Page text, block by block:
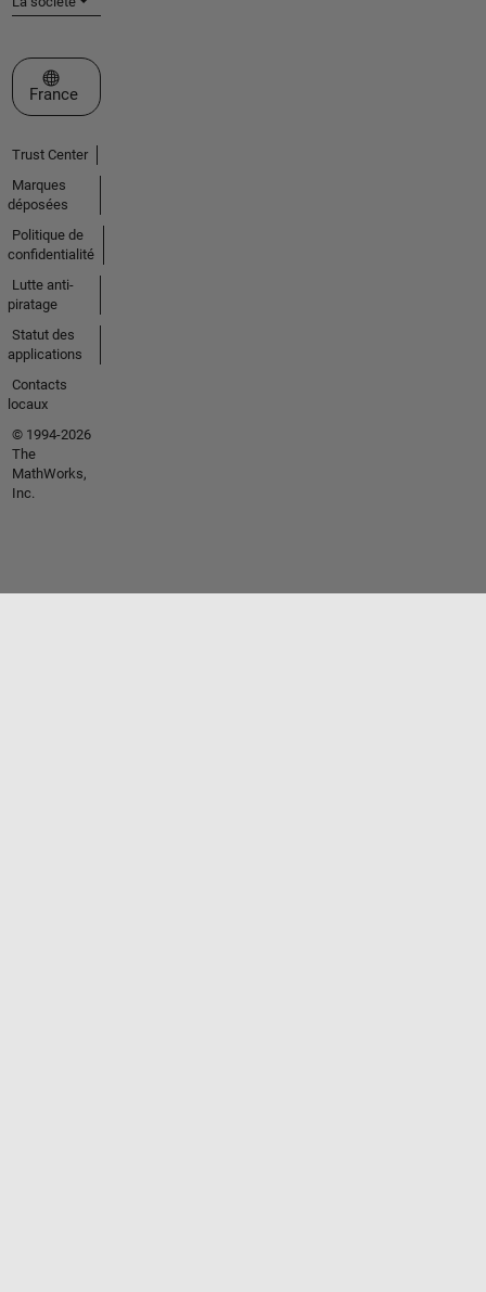
Sélectionner un site web
France
Trust Center
Marques
déposées
Politique de
confidentialité
Lutte anti-
piratage
Statut des
applications
Contacts
locaux
© 1994-2026
The
MathWorks,
Inc.